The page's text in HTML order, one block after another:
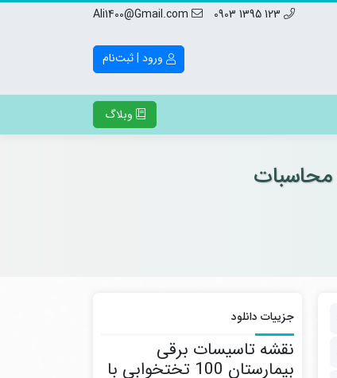
123 1395 0903
Ali1400@Gmail.com
ورود | ثبت‌نام
وبلاگ
جزییات دانلود
نقشه تاسیسات برقی
بیمارستان 100 تختخوابی با